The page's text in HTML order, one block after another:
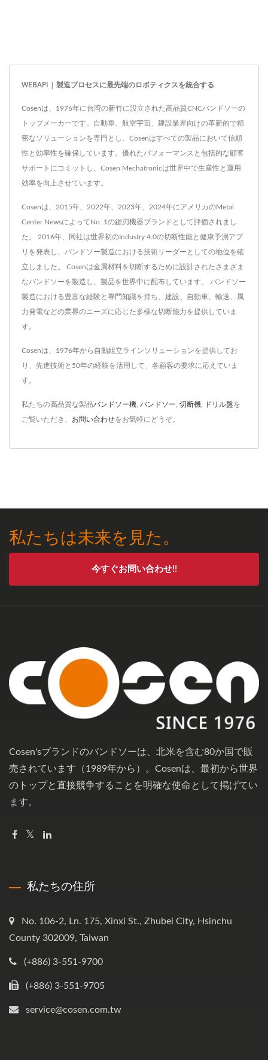
WEBAPI | 製造プロセスに最先端のロボティクスを統合する
Cosenは、1976年に台湾の新竹に設立された高品質CNCバンドソーの
トップメーカーです。自動車、航空宇宙、建設業界向けの革新的で精
密なソリューションを専門とし、Cosenはすべての製品において信頼
性と効率性を確保しています。優れたパフォーマンスと包括的な顧客
サポートにコミットし、Cosen Mechatronicは世界中で生産性と運用
効率を向上させています。
Cosenは、2015年、2022年、2023年、2024年にアメリカのMetal
Center NewsによってNo. 1の鋸刃機器ブランドとして評価されまし
た。 2016年、同社は世界初のIndustry 4.0の切断性能と健康予測アプ
リを発表し、バンドソー製造における技術リーダーとしての地位を確
立しました。 Cosenは金属材料を切断するために設計されたさまざま
なバンドソーを製造し、製品を世界中に配布しています。 バンドソー
製造における豊富な経験と専門知識を持ち、建設、自動車、輸送、風
力発電などの業界のニーズに応じた多様な切断能力を提供していま
す。
Cosenは、1976年から自動組立ラインソリューションを提供してお
り、先進技術と50年の経験を活用して、各顧客の要求に応えていま
す。
私たちの高品質な製品バンドソー機 バンドソー 切断機 ドリル盤を
ご覧いただき、 お問い合わせをお気軽にどうぞ。
私たちは未来を見た。
今すぐお問い合わせ!!
Cosen'sブランドのバンドソーは、北米を含む80か国で販
売されています（1989年から）。Cosenは、最初から世界
のトップと直接競争することを明確な使命として掲げてい
ます。
私たちの住所
No. 106-2, Ln. 175, Xinxi St., Zhubei City, Hsinchu
County 302009, Taiwan
(+886) 3-551-9700
(+886) 3-551-9705
service@cosen.com.tw